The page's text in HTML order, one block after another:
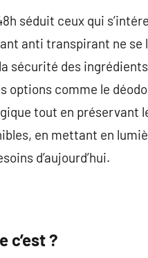
séduit ceux qui
anti transpirant ne se
sécurité des
options comme le
tout en préservant
en mettant en
d’aujourd’hui.
c’est ?